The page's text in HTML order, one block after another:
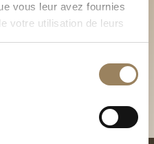
vous leur avez fournies
votre utilisation de leurs
collections